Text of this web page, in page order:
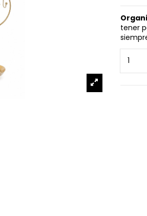
tener